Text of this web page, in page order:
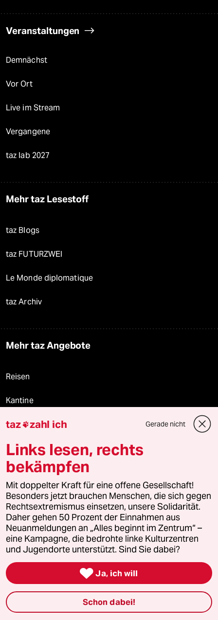
Veranstaltungen
Demnächst
Vor Ort
Live im Stream
Vergangene
taz lab 2027
Mehr taz Lesestoff
taz Blogs
taz FUTURZWEI
Le Monde diplomatique
taz Archiv
Mehr taz Angebote
Reisen
Kantine
Shop
Anzeigen
Fragen & Hilfe
Feedback
Aboservice
ePaper Login
Downloads für Abonnierende
taz zahl ich Gerade nicht
Links lesen, rechts
bekämpfen
Mit doppelter Kraft für eine offene Gesellschaft!
Besonders jetzt brauchen Menschen, die sich gegen
Rechtsextremismus einsetzen, unsere Solidarität.
Daher gehen 50 Prozent der Einnahmen aus
Neuanmeldungen an „Alles beginnt im Zentrum“ –
eine Kampagne, die bedrohte linke Kulturzentren
und Jugendorte unterstützt. Sind Sie dabei?
 Ja, ich will
Schon dabei!